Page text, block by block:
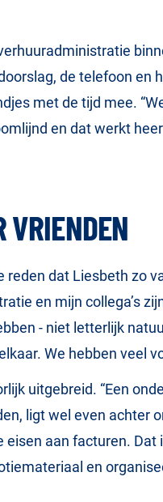
de telefoon
met de tijd mee.
en dat werkt
VRIENDEN
dat Liesbeth zo
en mijn collega’s
- niet letterlijk
We hebben veel
uitgebreid. “Een
ligt wel even achter
aan facturen.
en